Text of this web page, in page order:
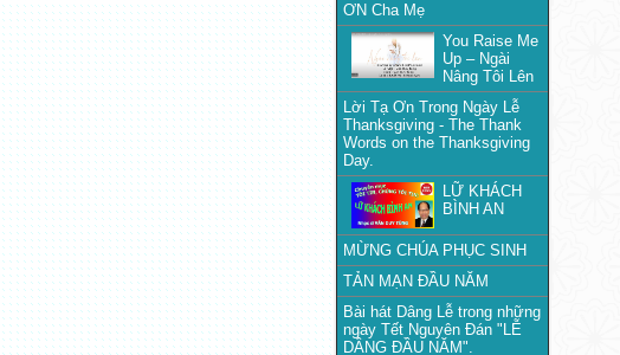
ƠN Cha Mẹ
You Raise Me
Up – Ngài
Nâng Tôi Lên
Lời Tạ Ơn Trong Ngày Lễ
Thanksgiving - The Thank
Words on the Thanksgiving
Day.
LỮ KHÁCH
BÌNH AN
MỪNG CHÚA PHỤC SINH
TẢN MẠN ĐẦU NĂM
Bài hát Dâng Lễ trong những
ngày Tết Nguyên Đán "LỄ
DÂNG ĐẦU NĂM".